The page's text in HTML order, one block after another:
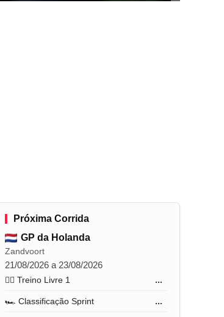
Próxima Corrida
GP da Holanda
Zandvoort
21/08/2026 a 23/08/2026
🏋️‍♂️ Treino Livre 1 ...
🏎️ Classificação Sprint ...